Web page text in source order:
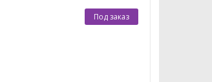
Под заказ